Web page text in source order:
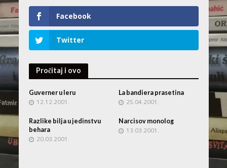
Facebook
Twitter
Pročitaj i ovo
Guverner u leru
12.12.2001.
La bandiera prasetina
25.04.2001.
Razlike bilja u jedinstvu
behara
20.03.2001.
Narcisov monolog
13.03.2001.